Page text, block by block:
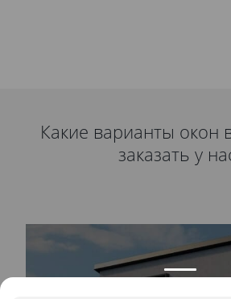
Какие варианты окон
заказать у